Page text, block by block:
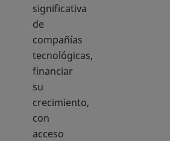
significativa
de
compañías
tecnológicas,
financiar
su
crecimiento,
con
acceso